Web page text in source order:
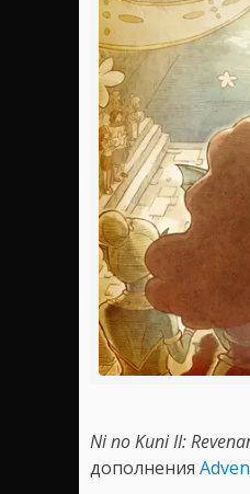
Ni no Kuni II:
дополнения